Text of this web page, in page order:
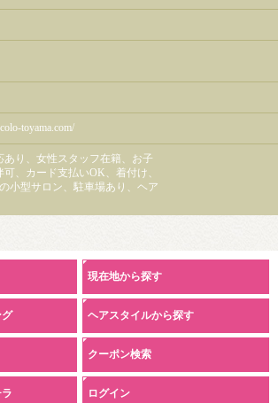
toyama.com/
あり、女性スタッフ在籍、お子
可、カード支払いOK、着付け、
小型サロン、駐車場あり、ヘア
現在地から探す
ヘアスタイルから探す
クーポン検索
ログイン